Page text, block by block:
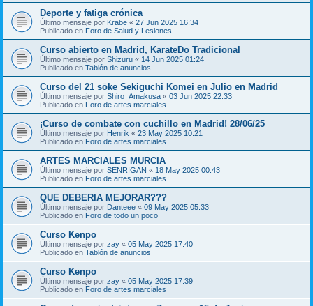
Deporte y fatiga crónica
Último mensaje por Krabe « 27 Jun 2025 16:34
Publicado en Foro de Salud y Lesiones
Curso abierto en Madrid, KarateDo Tradicional
Último mensaje por Shizuru « 14 Jun 2025 01:24
Publicado en Tablón de anuncios
Curso del 21 sōke Sekiguchi Komei en Julio en Madrid
Último mensaje por Shiro_Amakusa « 03 Jun 2025 22:33
Publicado en Foro de artes marciales
¡Curso de combate con cuchillo en Madrid! 28/06/25
Último mensaje por Henrik « 23 May 2025 10:21
Publicado en Foro de artes marciales
ARTES MARCIALES MURCIA
Último mensaje por SENRIGAN « 18 May 2025 00:43
Publicado en Foro de artes marciales
QUE DEBERIA MEJORAR???
Último mensaje por Danteee « 09 May 2025 05:33
Publicado en Foro de todo un poco
Curso Kenpo
Último mensaje por zay « 05 May 2025 17:40
Publicado en Tablón de anuncios
Curso Kenpo
Último mensaje por zay « 05 May 2025 17:39
Publicado en Foro de artes marciales